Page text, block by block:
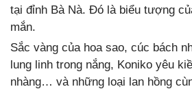
tại đỉnh Bà Nà. Đó là biểu tượng
mắn.
Sắc vàng của hoa sao, cúc bách
lung linh trong nắng, Koniko yêu
nhàng… và những loại lan hồng